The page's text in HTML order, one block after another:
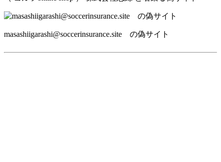
masashiigarashi@soccerinsurance.site の偽サイト